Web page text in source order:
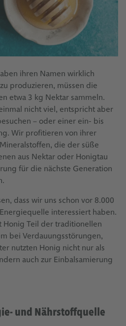
ihren Namen wirklich
produzieren, müssen die
etwa 3 kg Nektar sammeln.
nicht viel, entspricht aber
– oder einer ein- bis
Wir profitieren von ihrer
die der süße
aus Nektar oder Honigtau
für die nächste Generation
dass wir uns schon vor 8.000
interessiert haben.
Honig Teil der traditionellen
bei Verdauungsstörungen,
nutzten Honig nicht nur als
auch zur Einbalsamierung
und Nährstoffquelle